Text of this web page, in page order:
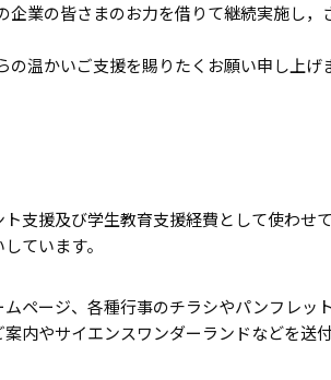
業の皆さまのお力を借りて継続実施し
温かいご支援を賜りたくお願い申し上げ
山
支援及び学生教育支援経費として使わせて
ています。
ページ、各種行事のチラシやパンフレッ
内やサイエンスワンダーランドなどを送